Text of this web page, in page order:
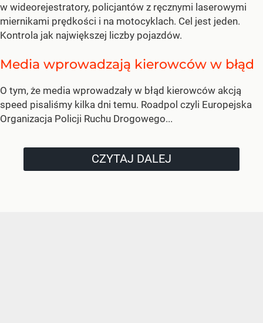
w wideorejestratory, policjantów z ręcznymi laserowymi
miernikami prędkości i na motocyklach. Cel jest jeden.
Kontrola jak największej liczby pojazdów.
Media wprowadzają kierowców w błąd
O tym, że media wprowadzały w błąd kierowców akcją
speed pisaliśmy kilka dni temu. Roadpol czyli Europejska
Organizacja Policji Ruchu Drogowego...
CZYTAJ DALEJ